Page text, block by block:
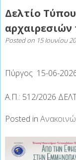
Δελτίο
αρχαιρεσιών
Posted on 15 Ιουνίου
Πύργος 15-06-
Α.Π.: 512/2026
Posted in